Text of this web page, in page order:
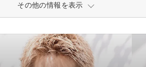
その他の情報を表示